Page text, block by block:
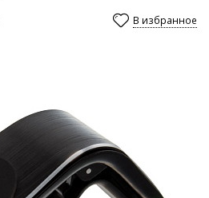
В избранное